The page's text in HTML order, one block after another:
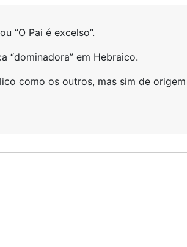
“O Pai é excelso”.
“dominadora” em Hebraico.
como os outros, mas sim de